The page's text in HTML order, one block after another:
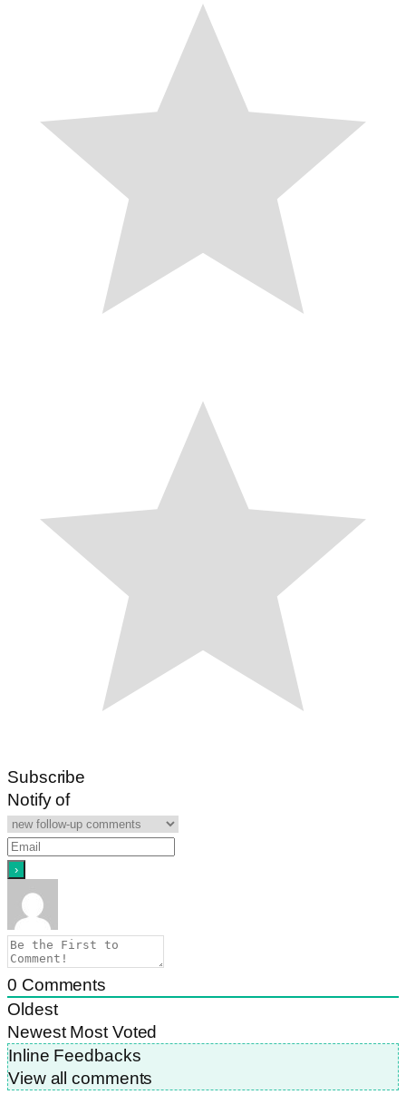
Subscribe
Notify of
0 Comments
Oldest
Newest Most Voted
Inline Feedbacks
View all comments